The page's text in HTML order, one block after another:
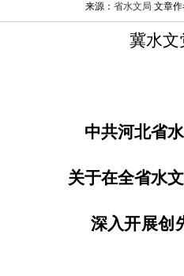
来源： 省水文局 文章
冀水
中共河北省
关于在全省水
深入开展创